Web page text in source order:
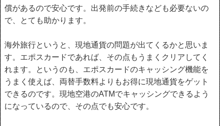
償があるので安心です。出発前の手続きなども必要ないの
で、とても助かります。
海外旅行というと、現地通貨の問題が出てくるかと思いま
す。エポスカードであれば、その点もうまくクリアしてく
れます。というのも、エポスカードのキャッシング機能を
うまく使えば、両替手数料よりもお得に現地通貨をゲット
できるのです。現地空港のATMでキャッシングできるよう
になっているので、その点でも安心です。